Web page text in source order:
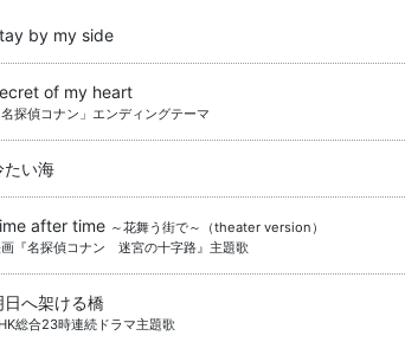
by my side
of my heart
名探偵コナン」エンディングテーマ
たい海
after time ～花舞う街で～（theater version）
『名探偵コナン 迷宮の十字路』主題歌
日へ架ける橋
総合23時連続ドラマ主題歌